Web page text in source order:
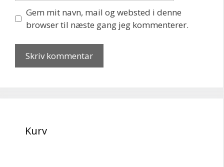
Gem mit navn, mail og websted i denne
browser til næste gang jeg kommenterer.
Kurv